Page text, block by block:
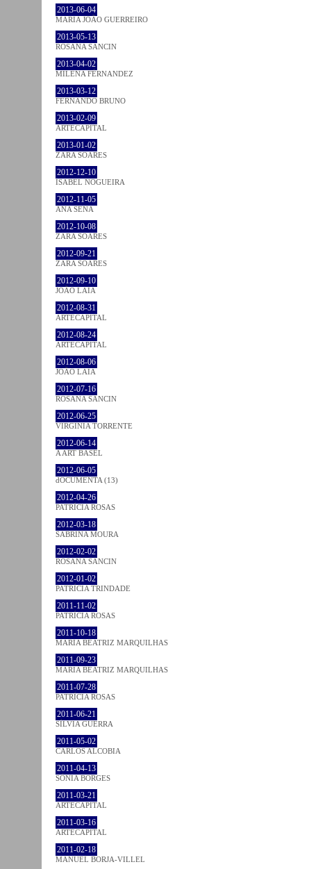
2013-06-04
MARIA JOÃO GUERREIRO
2013-05-13
ROSANA SANCIN
2013-04-02
MILENA FÉRNANDEZ
2013-03-12
FERNANDO BRUNO
2013-02-09
ARTECAPITAL
2013-01-02
ZARA SOARES
2012-12-10
ISABEL NOGUEIRA
2012-11-05
ANA SENA
2012-10-08
ZARA SOARES
2012-09-21
ZARA SOARES
2012-09-10
JOÃO LAIA
2012-08-31
ARTECAPITAL
2012-08-24
ARTECAPITAL
2012-08-06
JOÃO LAIA
2012-07-16
ROSANA SANCIN
2012-06-25
VIRGINIA TORRENTE
2012-06-14
A ART BASEL
2012-06-05
dOCUMENTA (13)
2012-04-26
PATRÍCIA ROSAS
2012-03-18
SABRINA MOURA
2012-02-02
ROSANA SANCIN
2012-01-02
PATRÍCIA TRINDADE
2011-11-02
PATRÍCIA ROSAS
2011-10-18
MARIA BEATRIZ MARQUILHAS
2011-09-23
MARIA BEATRIZ MARQUILHAS
2011-07-28
PATRÍCIA ROSAS
2011-06-21
SÍLVIA GUERRA
2011-05-02
CARLOS ALCOBIA
2011-04-13
SÓNIA BORGES
2011-03-21
ARTECAPITAL
2011-03-16
ARTECAPITAL
2011-02-18
MANUEL BORJA-VILLEL